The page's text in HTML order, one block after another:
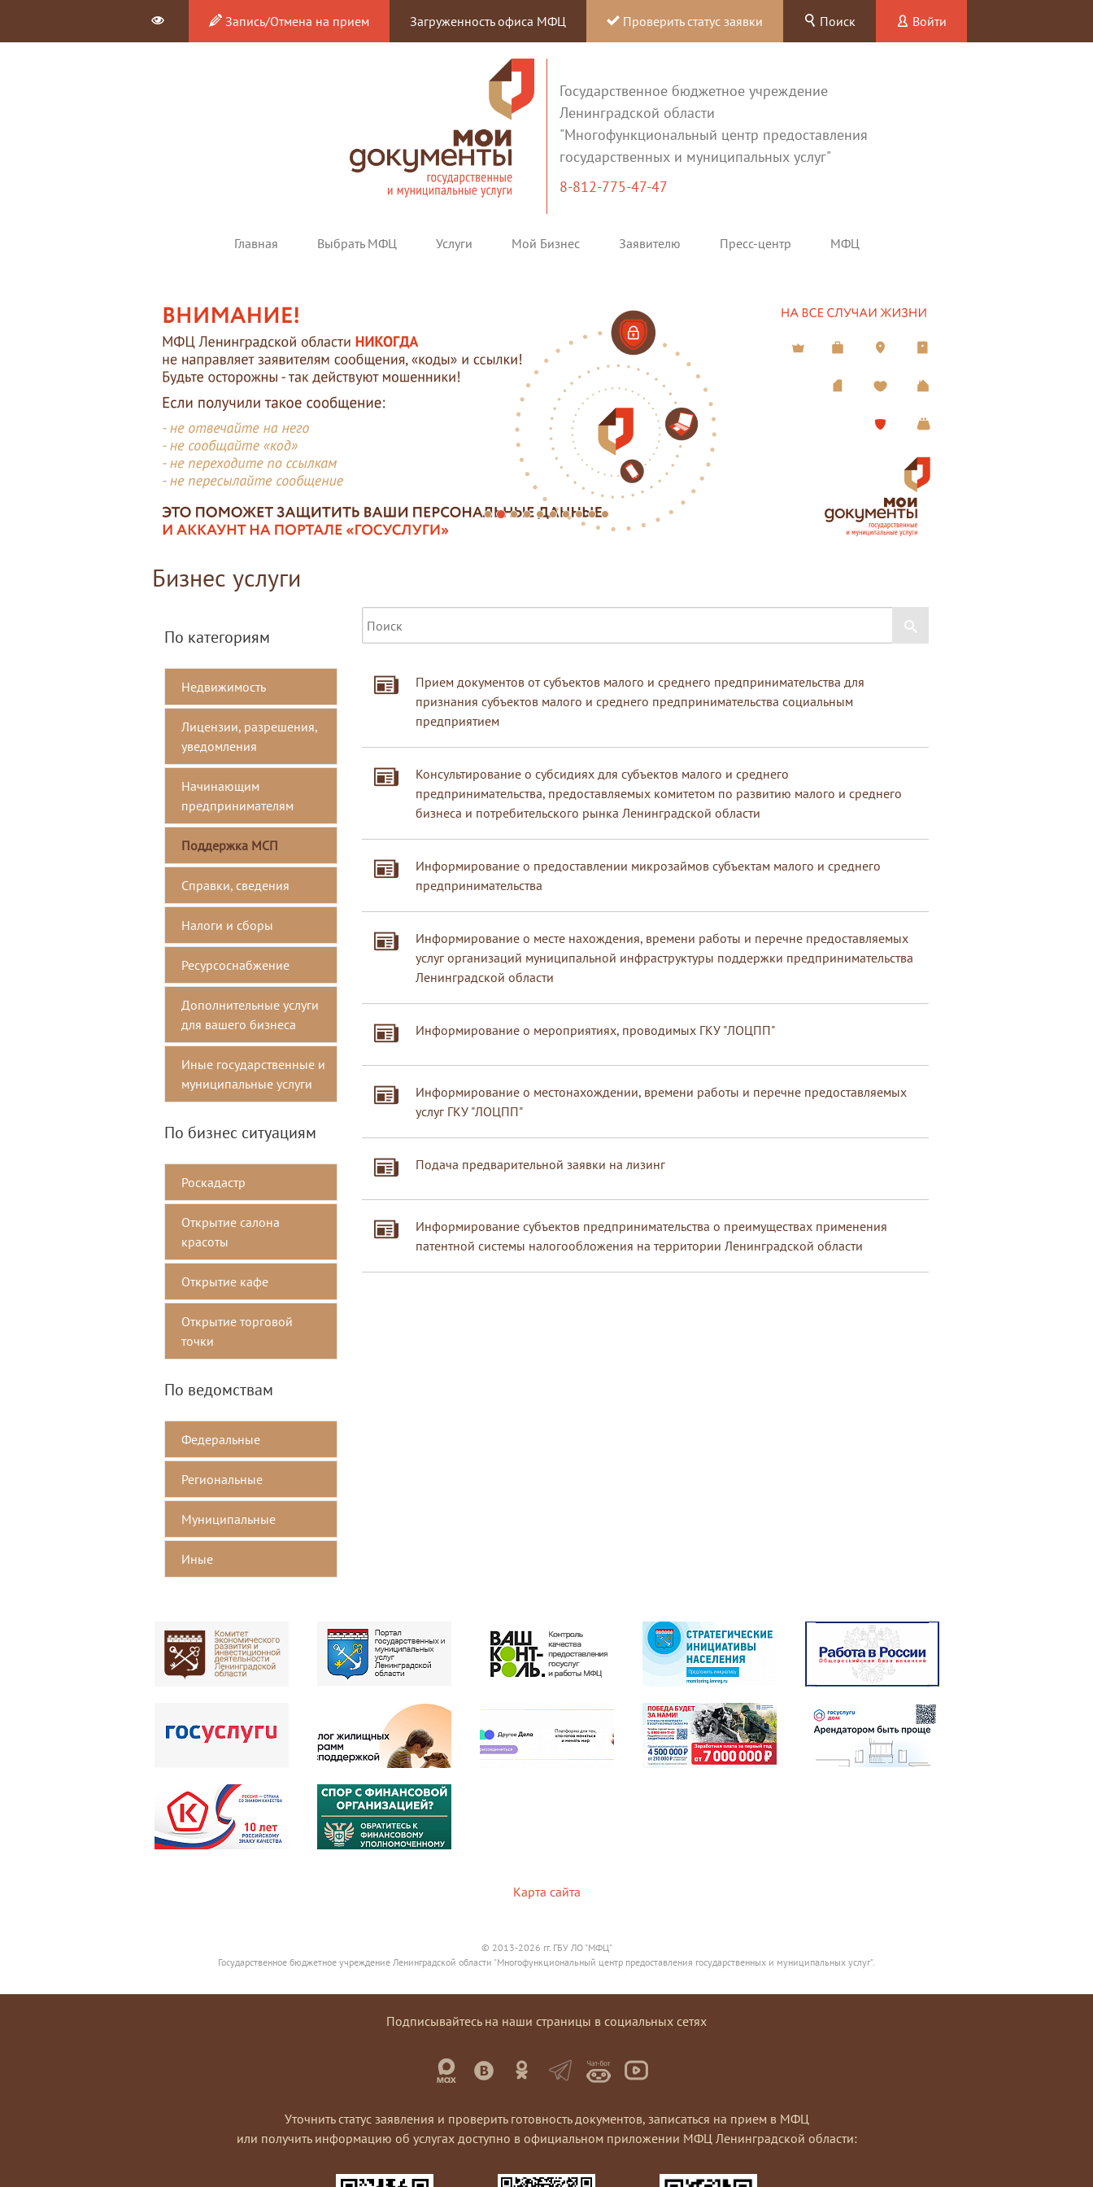
Запись/Отмена на прием Загруженность офиса МФЦ Проверить статус заявки Поиск Войти
Государственное бюджетное учреждение
Ленинградской области
"Многофункциональный центр предоставления
государственных и муниципальных услуг"
8-812-775-47-47
Главная Выбрать МФЦ Услуги Мой Бизнес Заявителю Пресс-центр МФЦ
Бизнес услуги
По категориям
Недвижимость
Лицензии, разрешения,
уведомления
Начинающим
предпринимателям
Поддержка МСП
Справки, сведения
Налоги и сборы
Ресурсоснабжение
Дополнительные услуги
для вашего бизнеса
Иные государственные и
муниципальные услуги
По бизнес ситуациям
Роскадастр
Открытие салона
красоты
Открытие кафе
Открытие торговой
точки
По ведомствам
Федеральные
Региональные
Mуниципальные
Иные
Прием документов от субъектов малого и среднего предпринимательства для
признания субъектов малого и среднего предпринимательства социальным
предприятием
Консультирование о субсидиях для субъектов малого и среднего
предпринимательства, предоставляемых комитетом по развитию малого и среднего
бизнеса и потребительского рынка Ленинградской области
Информирование о предоставлении микрозаймов субъектам малого и среднего
предпринимательства
Информирование о месте нахождения, времени работы и перечне предоставляемых
услуг организаций муниципальной инфраструктуры поддержки предпринимательства
Ленинградской области
Информирование о мероприятиях, проводимых ГКУ "ЛОЦПП"
Информирование о местонахождении, времени работы и перечне предоставляемых
услуг ГКУ "ЛОЦПП"
Подача предварительной заявки на лизинг
Информирование субъектов предпринимательства о преимуществах применения
патентной системы налогообложения на территории Ленинградской области
Карта сайта
© 2013-2026 гг. ГБУ ЛО "МФЦ"
Государственное бюджетное учреждение Ленинградской области "Многофункциональный центр предоставления государственных и муниципальных услуг".
Подписывайтесь на наши страницы в социальных сетях
Уточнить статус заявления и проверить готовность документов, записаться на прием в МФЦ
или получить информацию об услугах доступно в официальном приложении МФЦ Ленинградской области: